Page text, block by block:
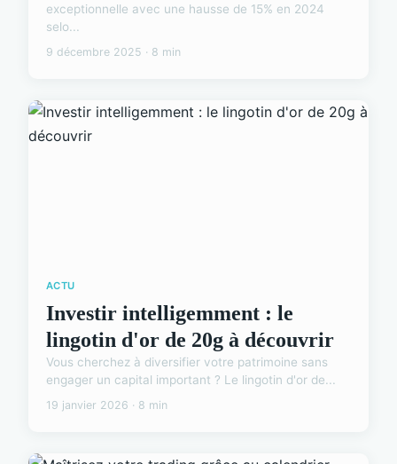
exceptionnelle avec une hausse de 15% en 2024
selo...
9 décembre 2025 · 8 min
ACTU
Investir intelligemment : le
lingotin d'or de 20g à découvrir
Vous cherchez à diversifier votre patrimoine sans
engager un capital important ? Le lingotin d'or de...
19 janvier 2026 · 8 min